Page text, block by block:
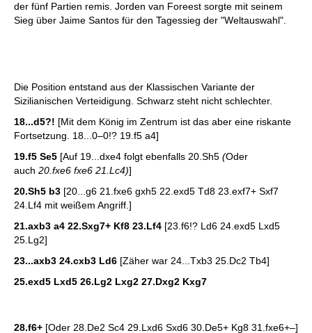
der fünf Partien remis. Jorden van Foreest sorgte mit seinem
Sieg über Jaime Santos für den Tagessieg der "Weltauswahl".
Die Position entstand aus der Klassischen Variante der
Sizilianischen Verteidigung. Schwarz steht nicht schlechter.
18...d5?! [Mit dem König im Zentrum ist das aber eine riskante
Fortsetzung. 18...0–0!? 19.f5 a4]
19.f5 Se5 [Auf 19...dxe4 folgt ebenfalls 20.Sh5 (Oder
auch 20.fxe6 fxe6 21.Lc4)]
20.Sh5 b3 [20...g6 21.fxe6 gxh5 22.exd5 Td8 23.exf7+ Sxf7
24.Lf4 mit weißem Angriff.]
21.axb3 a4 22.Sxg7+ Kf8 23.Lf4 [23.f6!? Ld6 24.exd5 Lxd5
25.Lg2]
23...axb3 24.cxb3 Ld6 [Zäher war 24...Txb3 25.Dc2 Tb4]
25.exd5 Lxd5 26.Lg2 Lxg2 27.Dxg2 Kxg7
28.f6+ [Oder 28.De2 Sc4 29.Lxd6 Sxd6 30.De5+ Kg8 31.fxe6+–]